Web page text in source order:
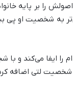
را بر پایه
به شخصیت او پی
را ایفا می‌کند و با
لتی اضافه